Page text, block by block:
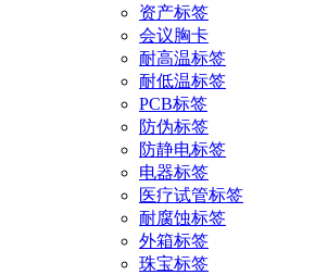
资产标签
会议胸卡
耐高温标签
耐低温标签
PCB标签
防伪标签
防静电标签
电器标签
医疗试管标签
耐腐蚀标签
外箱标签
珠宝标签